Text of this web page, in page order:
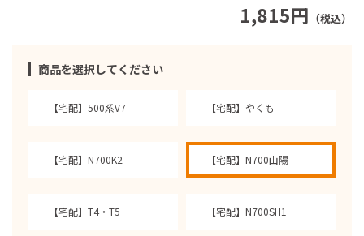
1,815円 （税込）
商品を選択してください
【宅配】500系V7 【宅配】やくも
【宅配】N700K2 【宅配】N700山陽
【宅配】T4・T5 【宅配】N700SH1